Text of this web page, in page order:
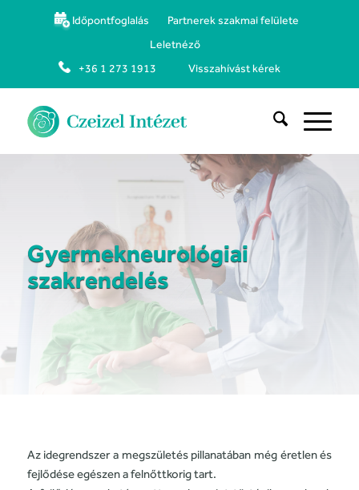
Időpontfoglalás
Partnerek szakmai felülete
Leletnéző
+36 1 273 1913
Visszahívást kérek
Gyermekneurológiai
szakrendelés
Az idegrendszer a megszületés pillanatában még éretlen és
fejlődése egészen a felnőttkorig tart.